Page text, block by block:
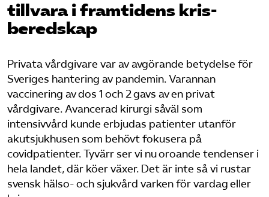
Mina sidor
Privat Vårdfakta
Bli medlem
Logga in på Arbetsgivarguiden
Sök på vardforetagarna.se
tillvara i framtidens kris­
beredskap
Privata vårdgivare var av avgörande betydelse för
Sveriges hantering av pandemin. Varannan
vaccinering av dos 1 och 2 gavs av en privat
vårdgivare.Avancerad kirurgi såväl som
intensivvård kunde erbjudas patienter utanför
akutsjukhusen som behövt fokusera på
covidpatienter. Tyvärr ser vi nu oroande tendenser i
hela landet, där köer växer. Det är inte så vi rustar
svensk hälso- och sjukvård varken för vardag eller